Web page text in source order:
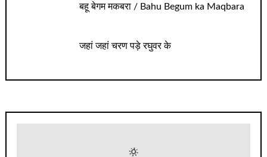
बहू बेगम मकबरा / Bahu Begum ka Maqbara
जहां जहां चरण पड़े रघुवर के